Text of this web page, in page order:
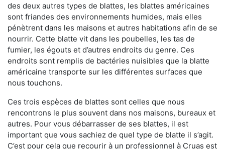
des deux autres types de blattes, les blattes américaines
sont friandes des environnements humides, mais elles
pénètrent dans les maisons et autres habitations afin de se
nourrir. Cette blatte vit dans les poubelles, les tas de
fumier, les égouts et d’autres endroits du genre. Ces
endroits sont remplis de bactéries nuisibles que la blatte
américaine transporte sur les différentes surfaces que
nous touchons.
Ces trois espèces de blattes sont celles que nous
rencontrons le plus souvent dans nos maisons, bureaux et
autres. Pour vous débarrasser de ses blattes, il est
important que vous sachiez de quel type de blatte il s’agit.
C’est pour cela que recourir à un professionnel à Cruas est